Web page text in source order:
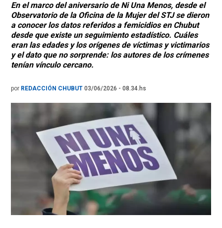
En el marco del aniversario de Ni Una Menos, desde el
Observatorio de la Oficina de la Mujer del STJ se dieron
a conocer los datos referidos a femicidios en Chubut
desde que existe un seguimiento estadístico. Cuáles
eran las edades y los orígenes de víctimas y victimarios
y el dato que no sorprende: los autores de los crímenes
tenían vínculo cercano.
por REDACCIÓN CHUBUT 03/06/2026 - 08.34.hs